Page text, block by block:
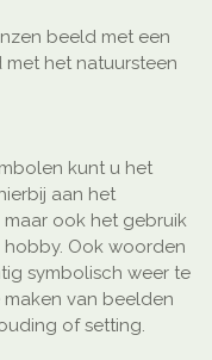
beeld met een
het natuursteen
kunt u het
aan het
ook het gebruik
Ook woorden
symbolisch weer te
van beelden
of setting.